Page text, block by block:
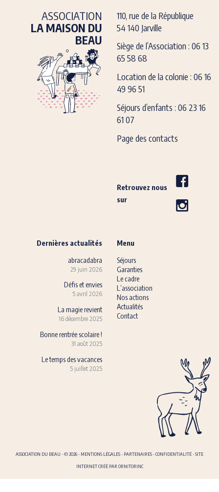
ASSOCIATION
LA MAISON DU
BEAU
110, rue de la République
54 140 Jarville
Siège de l’Association : 06 13
65 58 68
Location de la colonie : 06 16
49 96 51
Séjours d’enfants : 06 23 16
61 07
Page des contacts
Retrouvez nous
sur
Dernières actualités
abracadabra
29 juin 2026
Défis et envies
5 avril 2026
La magie revient
16 décembre 2025
Bonne rentrée scolaire !
31 août 2025
Le temps des vacances
5 juillet 2025
Menu
Séjours
Garanties
Le cadre
L’association
Nos actions
Actualités
Contact
ASSOCIATION DU BEAU - © 2026 - MENTIONS LÉGALES- PARTENAIRES-CONFIDENTIALITÉ-SITE
INTERNET CRÉÉ PAR ORNITORINC